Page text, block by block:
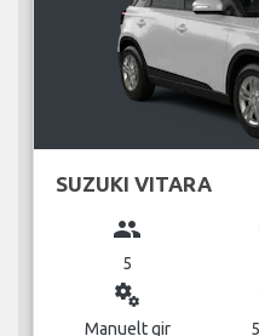
SUZUKI VITARA
group
5
miscellaneous_services
Manuelt gir